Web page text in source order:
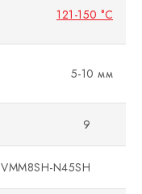
121-150 °C
5-10 мм
9
VMM8SH-N45SH